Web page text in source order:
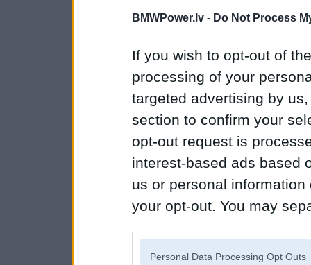
BMWPower.lv - Do Not Process
If you wish to opt-out of
processing of your
targeted advertising by
section to confirm your
opt-out request is
interest-based ads based
us or personal
your opt-out. You may
Personal Data Processing Opt Outs